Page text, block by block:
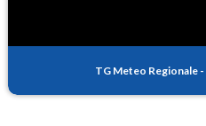
TG Meteo Regionale -